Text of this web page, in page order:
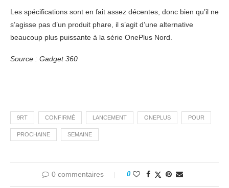
Les spécifications sont en fait assez décentes, donc bien qu’il ne
s’agisse pas d’un produit phare, il s’agit d’une alternative
beaucoup plus puissante à la série OnePlus Nord.
Source : Gadget 360
9RT CONFIRMÉ LANCEMENT ONEPLUS POUR
PROCHAINE SEMAINE
0 commentaires 0